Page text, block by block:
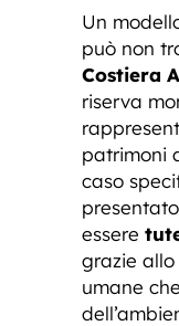
Un
può non
Costiera
riserva
patrimoni
caso
essere
grazie
umane